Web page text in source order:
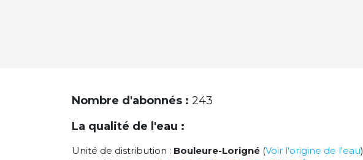
Nombre d'abonnés : 243
La qualité de l'eau :
Unité de distribution : Bouleure-Lorigné (Voir l'origine de l'eau)